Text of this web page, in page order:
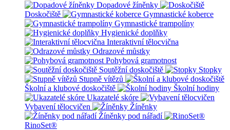
Dopadové žíněnky
Doskočiště
Gymnastické koberce
Gymnastické trampolíny
Hygienické doplňky
Interaktivní tělocvična
Odrazové můstky
Pohybová gramotnost
Soutěžní doskočiště
Stopky
Stupně vítězů
Školní a klubové doskočiště
Školní hodiny
Ukazatelé skóre
Vybavení tělocvičen
Žíněnky
Žíněnky pod nářadí
RinoSet®